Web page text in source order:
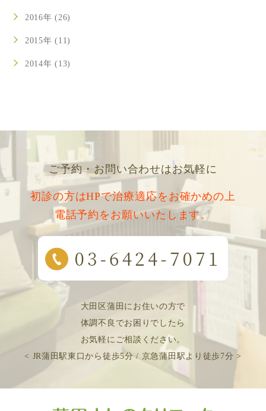
2016年 (26)
2015年 (11)
2014年 (13)
ご予約・お問い合わせはお気軽に
初診の方はHPで治療適応をお確かめの上
電話予約をお願いいたします。
大田区蒲田にお住いの方で
体調不良でお困りでしたら
お気軽にご相談ください。
< JR蒲田駅東口から徒歩5分 / 京急蒲田駅より徒歩7分 >